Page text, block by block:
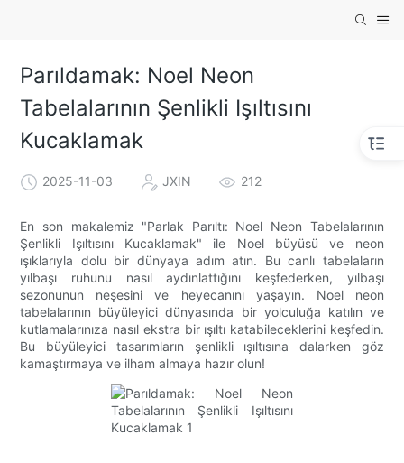
Parıldamak: Noel Neon
Tabelalarının Şenlikli Işıltısını
Kucaklamak
2025-11-03 JXIN 212
En son makalemiz "Parlak Parıltı: Noel Neon Tabelalarının
Şenlikli Işıltısını Kucaklamak" ile Noel büyüsü ve neon
ışıklarıyla dolu bir dünyaya adım atın. Bu canlı tabelaların
yılbaşı ruhunu nasıl aydınlattığını keşfederken, yılbaşı
sezonunun neşesini ve heyecanını yaşayın. Noel neon
tabelalarının büyüleyici dünyasında bir yolculuğa katılın ve
kutlamalarınıza nasıl ekstra bir ışıltı katabileceklerini keşfedin.
Bu büyüleyici tasarımların şenlikli ışıltısına dalarken göz
kamaştırmaya ve ilham almaya hazır olun!